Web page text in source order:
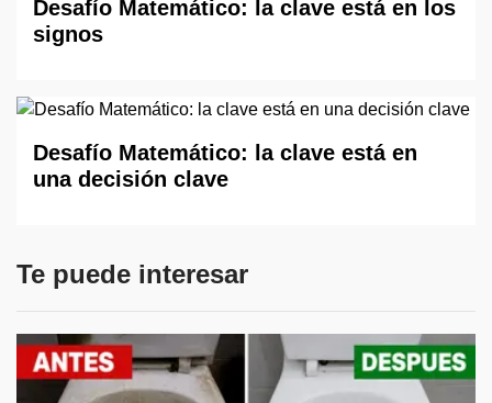
Desafío Matemático: la clave está en los
signos
Desafío Matemático: la clave está en
una decisión clave
Te puede interesar